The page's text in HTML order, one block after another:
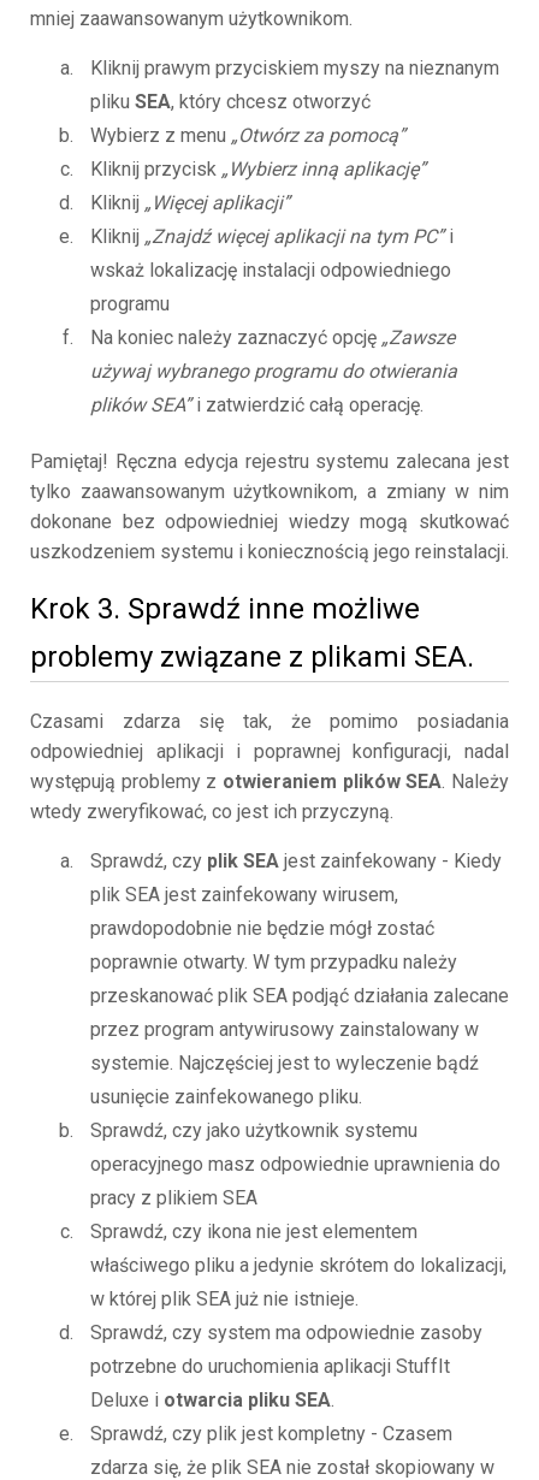
mniej zaawansowanym użytkownikom.
Kliknij prawym przyciskiem myszy na nieznanym
pliku SEA, który chcesz otworzyć
Wybierz z menu „Otwórz za pomocą”
Kliknij przycisk „Wybierz inną aplikację”
Kliknij „Więcej aplikacji”
Kliknij „Znajdź więcej aplikacji na tym PC”i
wskaż lokalizację instalacji odpowiedniego
programu
Na koniec należy zaznaczyć opcję „Zawsze
używaj wybranego programu do otwierania
plików SEA”i zatwierdzić całą operację.
Pamiętaj! Ręczna edycja rejestru systemu zalecana jest
tylko zaawansowanym użytkownikom, a zmiany w nim
dokonane bez odpowiedniej wiedzy mogą skutkować
uszkodzeniem systemu i koniecznością jego reinstalacji.
Krok 3. Sprawdź inne możliwe
problemy związane z plikami SEA.
Czasami zdarza się tak, że pomimo posiadania
odpowiedniej aplikacji i poprawnej konfiguracji, nadal
występują problemy z otwieraniem plików SEA. Należy
wtedy zweryfikować, co jest ich przyczyną.
Sprawdź, czy plik SEA jest zainfekowany - Kiedy
plik SEA jest zainfekowany wirusem,
prawdopodobnie nie będzie mógł zostać
poprawnie otwarty. W tym przypadku należy
przeskanować plik SEA podjąć działania zalecane
przez program antywirusowy zainstalowany w
systemie. Najczęściej jest to wyleczenie bądź
usunięcie zainfekowanego pliku.
Sprawdź, czy jako użytkownik systemu
operacyjnego masz odpowiednie uprawnienia do
pracy z plikiem SEA
Sprawdź, czy ikona nie jest elementem
właściwego pliku a jedynie skrótem do lokalizacji,
w której plik SEA już nie istnieje.
Sprawdź, czy system ma odpowiednie zasoby
potrzebne do uruchomienia aplikacji StuffIt
Deluxe i otwarcia pliku SEA.
Sprawdź, czy plik jest kompletny - Czasem
zdarza się, że plik SEA nie został skopiowany w